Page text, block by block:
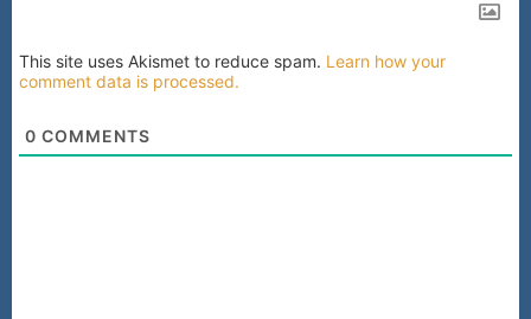
This site uses Akismet to reduce spam. Learn how your
comment data is processed.
0 COMMENTS